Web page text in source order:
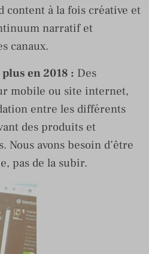
content à la fois créative et
narratif et
canaux.
en 2018 : Des
mobile ou site internet,
entre les différents
des produits et
Nous avons besoin d’être
pas de la subir.